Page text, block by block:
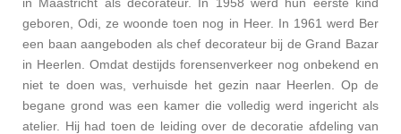
geboren, Odi, ze woonde toen nog in Heer. In 1961 werd Ber
een baan aangeboden als chef decorateur bij de Grand Bazar
in Heerlen. Omdat destijds forensenverkeer nog onbekend en
niet te doen was, verhuisde het gezin naar Heerlen. Op de
begane grond was een kamer die volledig werd ingericht als
atelier. Hij had toen de leiding over de decoratie afdeling van